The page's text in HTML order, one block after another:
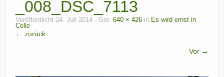
Unterwegs
Haushalt
_008_DSC_7113
Veröffentlicht 24. Juli 2014 - Gre: 640 × 426 in Es wird ernst in
Celle
← zurück
Vor →